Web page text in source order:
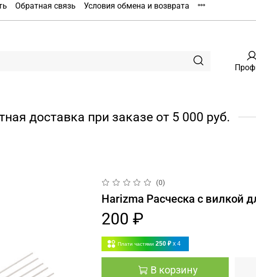
Обратная связь Условия обмена и возврата
доставка при заказе от 5 000 руб.
(0)
Harizma Расческа с вилкой
200 ₽
Плати частями 250 ₽ x 4
В корзину